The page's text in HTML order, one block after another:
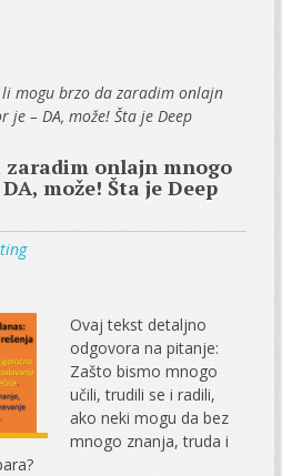
mogu brzo da zaradim onlajn
je – DA, može! Šta je Deep
zaradim onlajn mnogo
može! Šta je Deep
Ovaj tekst detaljno
odgovora na pitanje:
Zašto bismo mnogo
učili, trudili se i radili,
ako neki mogu da bez
mnogo znanja, truda i